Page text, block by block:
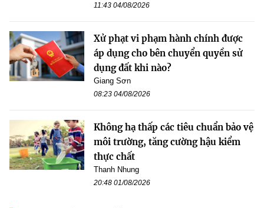
11:43 04/08/2026
Xử phạt vi phạm hành chính được
áp dụng cho bên chuyển quyền sử
dụng đất khi nào?
Giang Sơn
08:23 04/08/2026
Không hạ thấp các tiêu chuẩn bảo vệ
môi trường, tăng cường hậu kiểm
thực chất
Thanh Nhung
20:48 01/08/2026